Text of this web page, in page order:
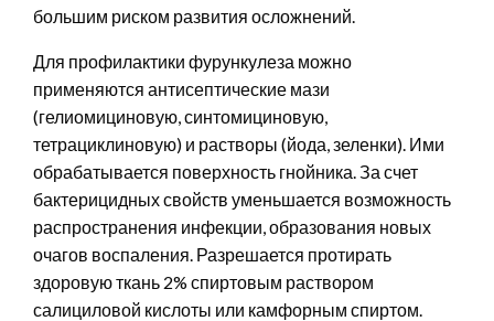
большим риском развития осложнений.
Для профилактики фурункулеза можно
применяются антисептические мази
(гелиомициновую, синтомициновую,
тетрациклиновую) и растворы (йода, зеленки). Ими
обрабатывается поверхность гнойника. За счет
бактерицидных свойств уменьшается возможность
распространения инфекции, образования новых
очагов воспаления. Разрешается протирать
здоровую ткань 2% спиртовым раствором
салициловой кислоты или камфорным спиртом.